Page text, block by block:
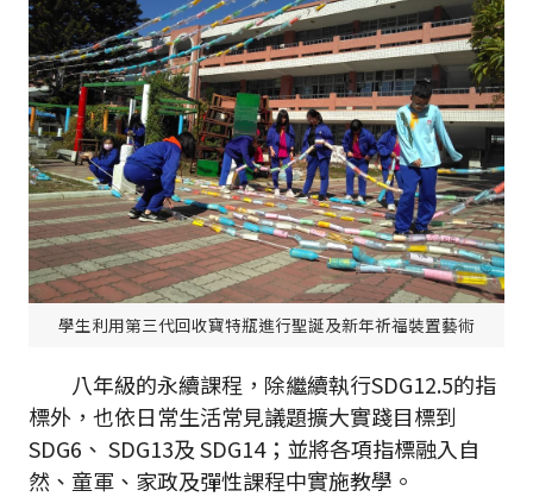
學生利用第三代回收寶特瓶進行聖誕及新年祈福裝置藝術
八年級的永續課程，除繼續執行SDG12.5的指
標外，也依日常生活常見議題擴大實踐目標到
SDG6、 SDG13及 SDG14；並將各項指標融入自
然、童軍、家政及彈性課程中實施教學。